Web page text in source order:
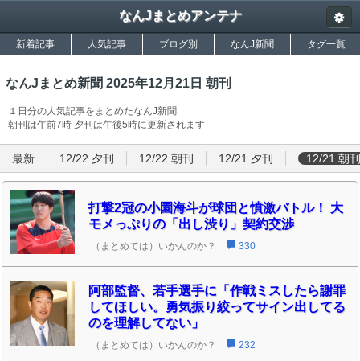
なんJまとめアンテナ
新着記事 人気記事 ブログ別 なんJ新聞 タグ一覧
なんJまとめ新聞 2025年12月21日 朝刊
１日分の人気記事をまとめたなんJ新聞
朝刊は午前7時 夕刊は午後5時に更新されます
最新 12/22 夕刊 12/22 朝刊 12/21 夕刊 12/21 朝刊
打撃2冠の小園海斗が球団と憤激バトル！ 大
モメっぷりの「出し渋り」契約交渉
（まとめては）いかんのか？ 330
阿部監督、若手選手に「作戦ミスしたら謝罪
してほしい。勇気振り絞ってサイン出してる
のを理解してない」
（まとめては）いかんのか？ 232